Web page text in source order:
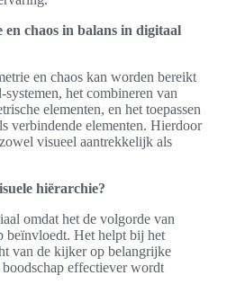
en chaos in balans in digitaal
en chaos kan worden bereikt
het combineren van
elementen, en het toepassen
verbindende elementen. Hierdoor
visueel aantrekkelijk als
hiërarchie?
omdat het de volgorde van
beïnvloedt. Het helpt bij het
van de kijker op belangrijke
effectiever wordt